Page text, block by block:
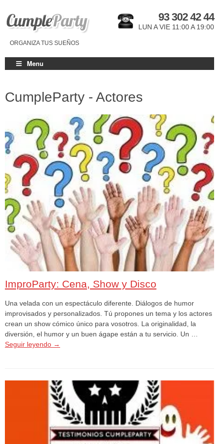
ORGANIZA TUS SUEÑOS
93 302 42 44
LUN A VIE 11:00 A 19:00
Menu
CumpleParty - Actores
ImproParty: Cena, Show y Disco
Una velada con un espectáculo diferente. Diálogos de humor
improvisados y personalizados. Tú propones un tema y los actores
crean un show cómico único para vosotros. La originalidad, la
diversión, el humor y un buen ágape están a tu servicio. Un …
Seguir leyendo →